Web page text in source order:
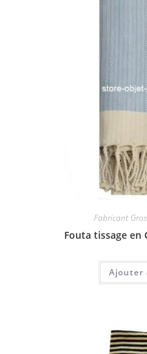
Fabricant
Fouta tissage en
Ajouter